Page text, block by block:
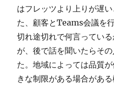
はフレッツより上りが遅
た、顧客とTeams会議を
切れ途切れで何言ってい
が、後で話を聞いたらそ
た。地域によっては品質
きな制限がある場合がある